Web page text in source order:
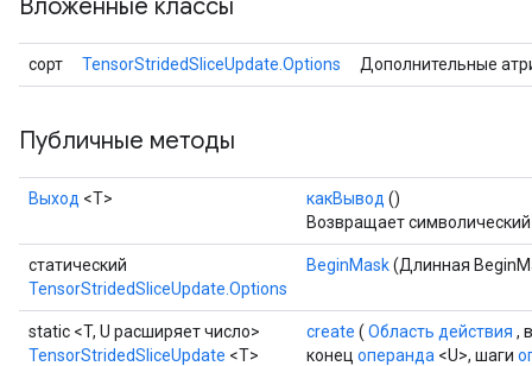
Вложенные классы
сорт TensorStridedSliceUpdate.Options Дополнительные
Публичные методы
Выход <Т> какВывод ()
Возвращает
статический
TensorStridedSliceUpdate.Options
BeginMask(Длинная
static <T, U расширяет число>
TensorStridedSliceUpdate <T>
create ( Область действия ,
конец операнда <U>, шаги